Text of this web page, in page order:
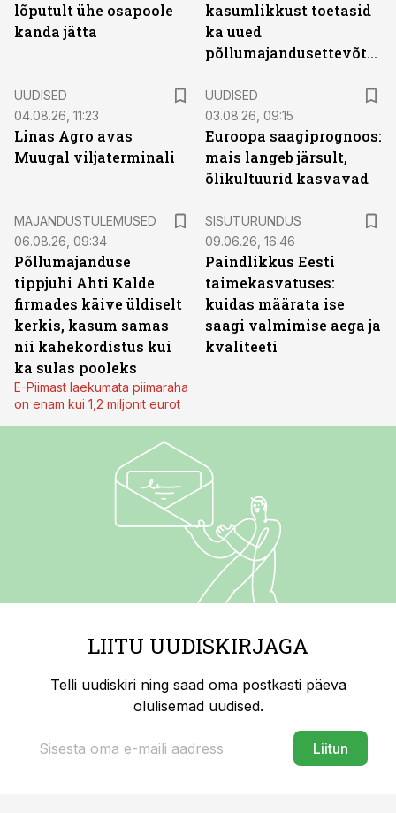
lõputult ühe osapoole
kanda jätta
kasumlikkust toetasid
ka uued
põllumajandusettevõtted
UUDISED
04.08.26, 11:23
Linas Agro avas
Muugal viljaterminali
UUDISED
03.08.26, 09:15
Euroopa saagiprognoos:
mais langeb järsult,
õlikultuurid kasvavad
MAJANDUSTULEMUSED
06.08.26, 09:34
Põllumajanduse
tippjuhi Ahti Kalde
firmades käive üldiselt
kerkis, kasum samas
nii kahekordistus kui
ka sulas pooleks
E-Piimast laekumata piimaraha
on enam kui 1,2 miljonit eurot
SISUTURUNDUS
09.06.26, 16:46
Paindlikkus Eesti
taimekasvatuses:
kuidas määrata ise
saagi valmimise aega ja
kvaliteeti
LIITU UUDISKIRJAGA
Telli uudiskiri ning saad oma postkasti päeva
olulisemad uudised.
Liitun